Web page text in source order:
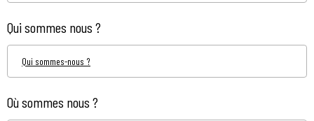
Qui sommes nous ?
Qui sommes-nous ?
Où sommes nous ?